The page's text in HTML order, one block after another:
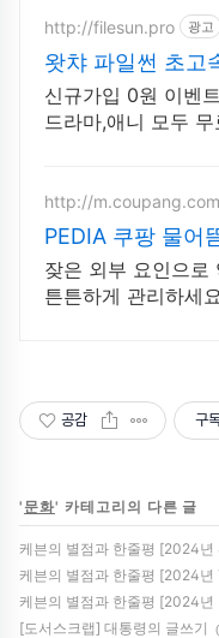
http://filesun.pro 광고
왓챠 파일썬 초고
보기!
신규가입 0원 이벤
드라마,애니 모두
http://m.coupang.com
PEDIA 쿠팡 물어
잦은 외부 요인으로
튼튼하게 관리하세
공감 구
' 문화' 카테고리의 다른 글
케븐의 별점과 한줄평 [2024년
케븐의 별점과 한줄평 [2024년
케븐의 별점과 한줄평 [2024년
[도서스크랩] 대통령의 글쓰기